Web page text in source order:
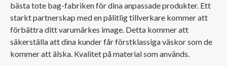
bästa tote bag-fabriken för dina anpassade produkter. Ett
starkt partnerskap med en pålitlig tillverkare kommer att
förbättra ditt varumärkes image. Detta kommer att
säkerställa att dina kunder får förstklassiga väskor som de
kommer att älska. Kvalitet på material som används.